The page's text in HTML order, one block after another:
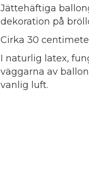
Jättehäftiga
dekoration på
Cirka 30
I naturlig latex,
väggarna av
vanlig luft.